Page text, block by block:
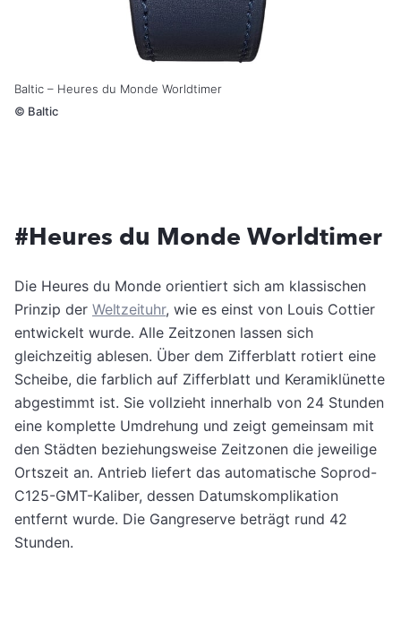
Baltic – Heures du Monde Worldtimer
© Baltic
#Heures du Monde Worldtimer
Die Heures du Monde orientiert sich am klassischen
Prinzip der Weltzeituhr, wie es einst von Louis Cottier
entwickelt wurde. Alle Zeitzonen lassen sich
gleichzeitig ablesen. Über dem Zifferblatt rotiert eine
Scheibe, die farblich auf Zifferblatt und Keramiklünette
abgestimmt ist. Sie vollzieht innerhalb von 24 Stunden
eine komplette Umdrehung und zeigt gemeinsam mit
den Städten beziehungsweise Zeitzonen die jeweilige
Ortszeit an. Antrieb liefert das automatische Soprod-
C125-GMT-Kaliber, dessen Datumskomplikation
entfernt wurde. Die Gangreserve beträgt rund 42
Stunden.